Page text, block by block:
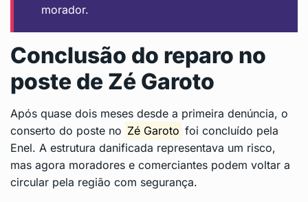
morador.
Conclusão do reparo no
poste de Zé Garoto
Após quase dois meses desde a primeira denúncia, o
conserto do poste no Zé Garoto foi concluído pela
Enel. A estrutura danificada representava um risco,
mas agora moradores e comerciantes podem voltar a
circular pela região com segurança.